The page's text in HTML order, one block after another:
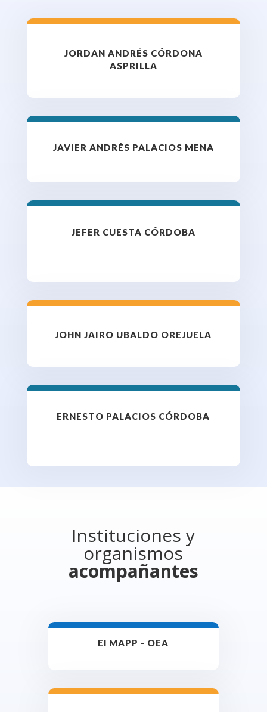
JORDAN ANDRÉS CÓRDONA
ASPRILLA
JAVIER ANDRÉS PALACIOS MENA
JEFER CUESTA CÓRDOBA
JOHN JAIRO UBALDO OREJUELA
ERNESTO PALACIOS CÓRDOBA
Instituciones y
organismos
acompañantes
El MAPP - OEA